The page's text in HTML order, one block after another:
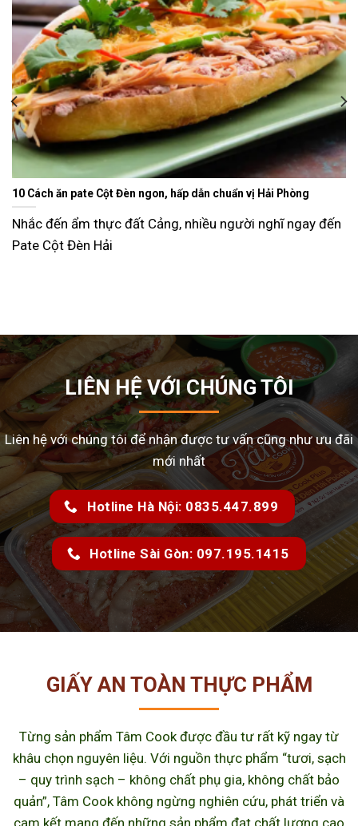
Ăn gì ngày Tết sao cho đỡ ngán và lạ miệng? Gợi ý 15 món ngon
dễ làm tại nhà
Tết Nguyên Đán là dịp sum vầy, nhưng cũng là thời điểm
LIÊN HỆ VỚI CHÚNG TÔI
Liên hệ với chúng tôi để nhận được tư vấn cũng như ưu đãi
mới nhất
Hotline Hà Nội: 0835.447.899
Hotline Sài Gòn: 097.195.1415
GIẤY AN TOÀN THỰC PHẨM
Từng sản phẩm Tâm Cook được đầu tư rất kỹ ngay từ
khâu chọn nguyên liệu. Với nguồn thực phẩm “tươi, sạch
– quy trình sạch – không chất phụ gia, không chất bảo
quản”, Tâm Cook không ngừng nghiên cứu, phát triển và